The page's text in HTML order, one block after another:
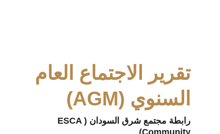
تقرير الاجتماع العام
السنوي (AGM)
رابطة مجتمع شرق السودان (ESCA
Community)